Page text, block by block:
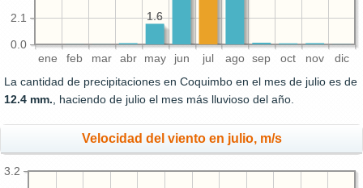
ene feb mar abr may jun jul ago sep oct nov dic
0.0
2.1 1.6
1.6
La cantidad de precipitaciones en Coquimbo en el mes de julio es de
12.4 mm., haciendo de julio el mes más lluvioso del año.
Velocidad del viento en julio, m/s
3.2